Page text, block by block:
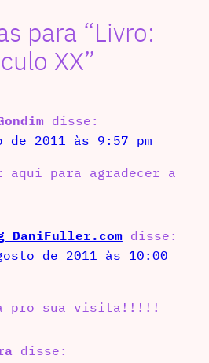
para “Livro:
XX”
disse:
de 2011 às 9:57 pm
aqui para agradecer a
DaniFuller.com disse:
de 2011 às 10:00
pro sua visita!!!!!
disse: